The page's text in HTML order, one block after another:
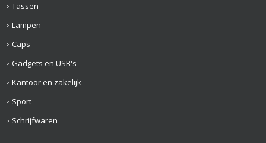
Tassen
Lampen
Caps
Gadgets en USB's
Kantoor en zakelijk
Sport
Schrijfwaren